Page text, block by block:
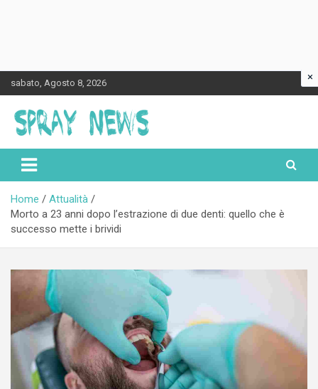
to
content
sabato, Agosto 8, 2026
Spraynews.it
Home
Attualità
Morto a 23 anni dopo l’estrazione di due denti: quello che è
successo mette i brividi
×